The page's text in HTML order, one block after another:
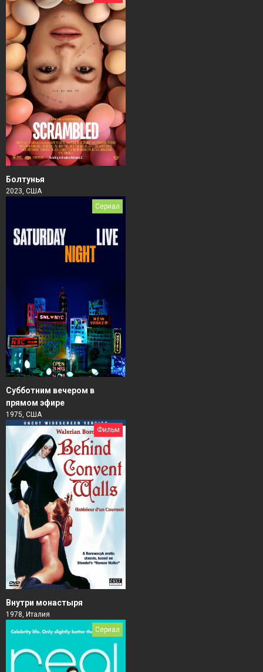
Болтунья
2023, США
Сериал
Субботним вечером в
прямом эфире
1975, США
Фильм
Внутри монастыря
1978, Италия
Сериал